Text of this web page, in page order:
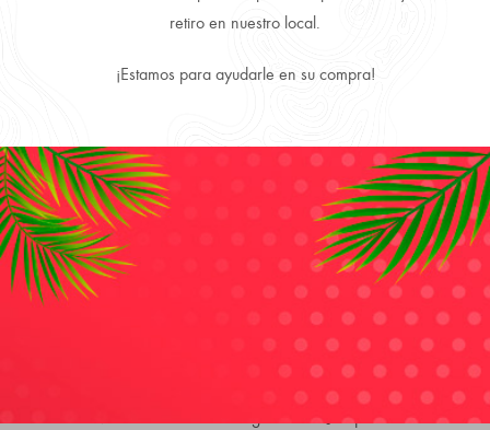
retiro en nuestro local.
¡Estamos para ayudarle en su compra!
Productos 100% Originales y Precios más convenientes.
REVIEWS (0)
es una fragancia de la familia
Classique
se lanzó en
1993. La Nariz detrás de esta fragrancia es Jacques Cavallier.